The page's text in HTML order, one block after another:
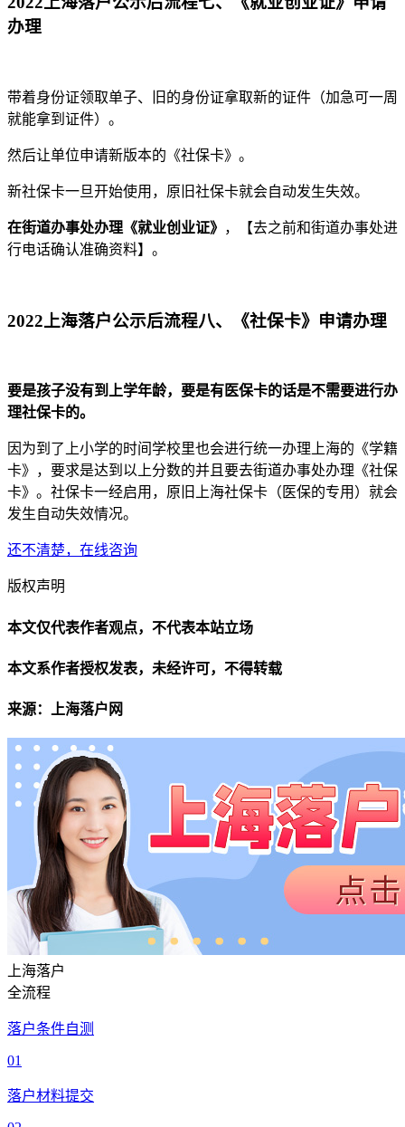
办理
带着身份证领取单子、旧的身份证拿取新的证件（加急可一周
就能拿到证件）。
然后让单位申请新版本的《社保卡》。
新社保卡一旦开始使用，原旧社保卡就会自动发生失效。
在街道办事处办理《就业创业证》 ，【去之前和街道办事处进
行电话确认准确资料】。
2022上海落户公示后流程八、《社保卡》申请办理
要是孩子没有到上学年龄，要是有医保卡的话是不需要进行办
理社保卡的。
因为到了上小学的时间学校里也会进行统一办理上海的《学籍
卡》，要求是达到以上分数的并且要去街道办事处办理《社保
卡》。社保卡一经启用，原旧上海社保卡（医保的专用）就会
发生自动失效情况。
还不清楚，在线咨询
版权声明
本文仅代表作者观点，不代表本站立场
本文系作者授权发表，未经许可，不得转载
来源：上海落户网
上海落户
全流程
落户条件自测
01
落户材料提交